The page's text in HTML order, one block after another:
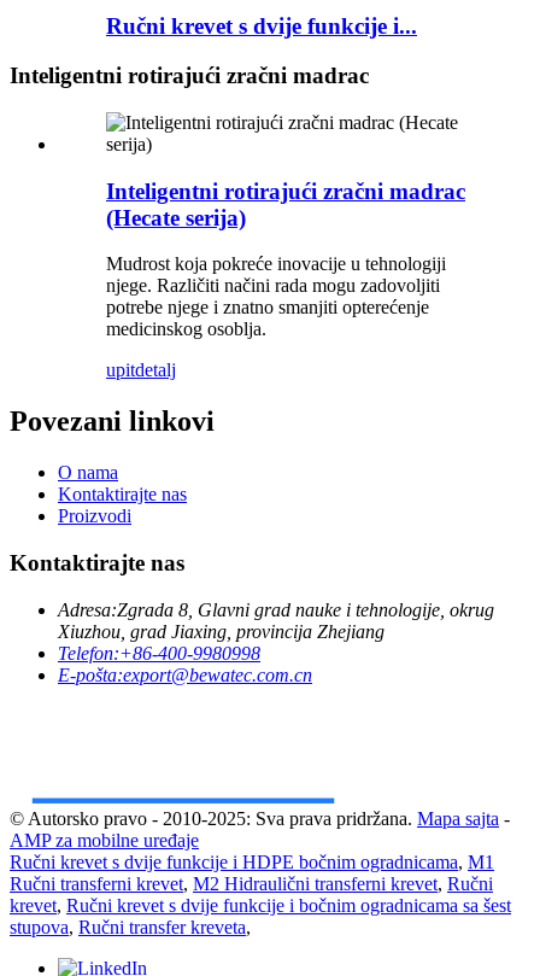
Ručni krevet s dvije funkcije i...
Inteligentni rotirajući zračni madrac
Inteligentni rotirajući zračni madrac
(Hecate serija)
Mudrost koja pokreće inovacije u tehnologiji
njege. Različiti načini rada mogu zadovoljiti
potrebe njege i znatno smanjiti opterećenje
medicinskog osoblja.
upitdetalj
Povezani linkovi
O nama
Kontaktirajte nas
Proizvodi
Kontaktirajte nas
Adresa:Zgrada 8, Glavni grad nauke i tehnologije, okrug
Xiuzhou, grad Jiaxing, provincija Zhejiang
Telefon:+86-400-9980998
E-pošta:export@bewatec.com.cn
© Autorsko pravo - 2010-2025: Sva prava pridržana. Mapa sajta -
AMP za mobilne uređaje
Ručni krevet s dvije funkcije i HDPE bočnim ogradnicama, M1
Ručni transferni krevet, M2 Hidraulični transferni krevet, Ručni
krevet, Ručni krevet s dvije funkcije i bočnim ogradnicama sa šest
stupova, Ručni transfer kreveta,